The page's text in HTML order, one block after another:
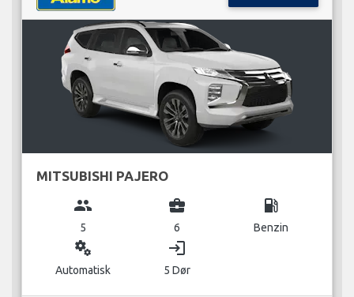
MITSUBISHI PAJERO
group
5
business_center
6
local_gas_station
Benzin
miscellaneous_services
Automatisk
login
5 Dør